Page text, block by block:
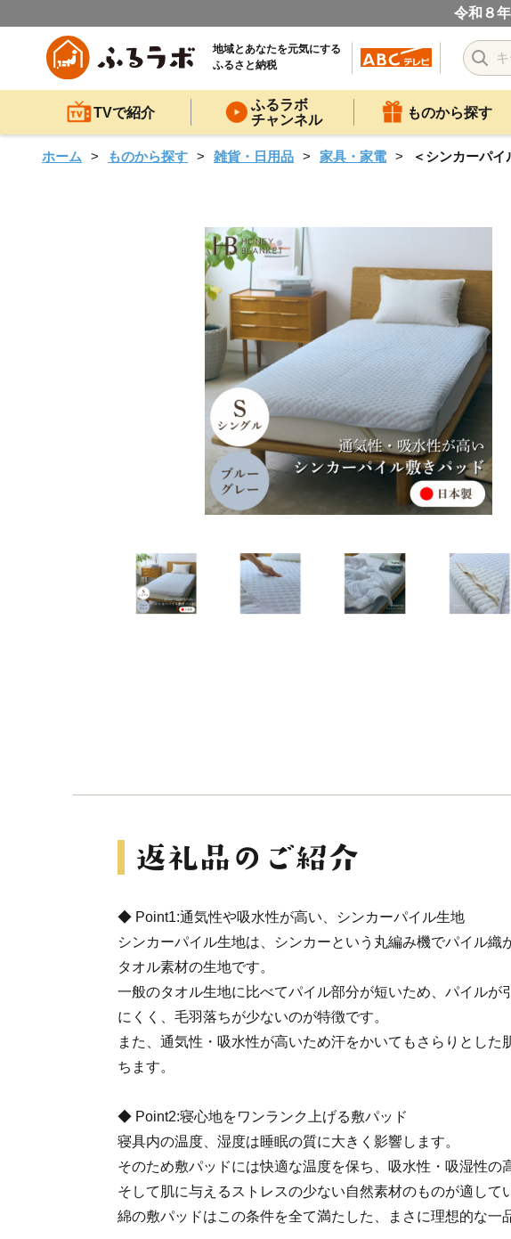
令和８
地域とあなたを元気にする
ふるさと納税
TVで紹介
ふるラボ
チャンネル
ものから探す
ホーム ものから探す 雑貨・日用品 家具・家電 ＜シンカーパイ
◆ Point1:通気性や吸水性が高い、シンカーパイル生地
シンカーパイル生地は、シンカーという丸編み機でパイル織
タオル素材の生地です。
一般のタオル生地に比べてパイル部分が短いため、パイルが
にくく、毛羽落ちが少ないのが特徴です。
また、通気性・吸水性が高いため汗をかいてもさらりとした
ちます。
◆ Point2:寝心地をワンランク上げる敷パッド
寝具内の温度、湿度は睡眠の質に大きく影響します。
そのため敷パッドには快適な温度を保ち、吸水性・吸湿性の
そして肌に与えるストレスの少ない自然素材のものが適して
綿の敷パッドはこの条件を全て満たした、まさに理想的な一